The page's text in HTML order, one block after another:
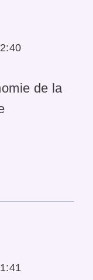
de la